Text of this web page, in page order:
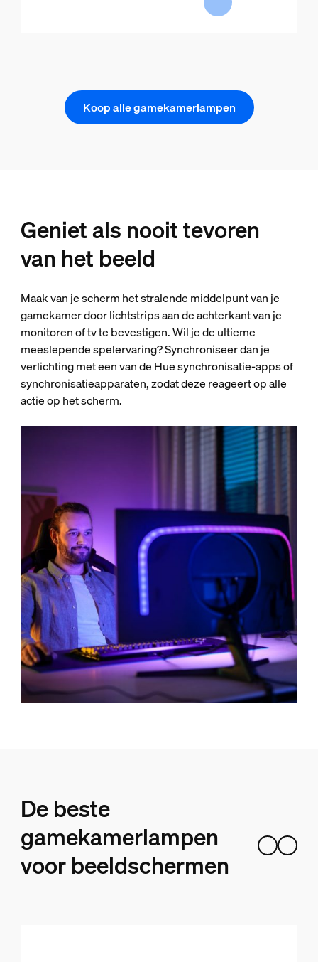
Koop alle gamekamerlampen
Geniet als nooit tevoren
van het beeld
Maak van je scherm het stralende middelpunt van je
gamekamer door lichtstrips aan de achterkant van je
monitoren of tv te bevestigen. Wil je de ultieme
meeslepende spelervaring? Synchroniseer dan je
verlichting met een van de Hue synchronisatie-apps of
synchronisatieapparaten, zodat deze reageert op alle
actie op het scherm.
De beste
gamekamerlampen
voor beeldschermen